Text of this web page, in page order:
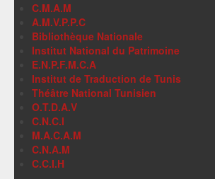
C.M.A.M
A.M.V.P.P.C
Bibliothèque Nationale
Institut National du Patrimoine
E.N.P.F.M.C.A
Institut de Traduction de Tunis
Théâtre National Tunisien
O.T.D.A.V
C.N.C.I
M.A.C.A.M
C.N.A.M
C.C.I.H